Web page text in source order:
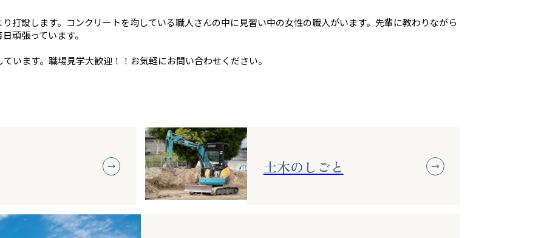
打設します。コンクリートを均している職人さんの中に見習い中の女性の職人がいます。先輩に教わりながら
頑張っています。
います。職場見学大歓迎！！お気軽にお問い合わせください。
土木のしごと